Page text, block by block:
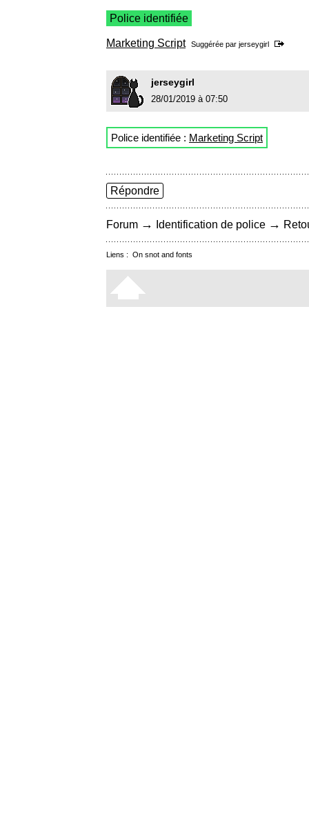
Police identifiée
Marketing Script Suggérée par jerseygirl
jerseygirl
28/01/2019 à 07:50
Police identifiée : Marketing Script
Répondre
Forum → Identification de police →
Liens : On snot and fonts